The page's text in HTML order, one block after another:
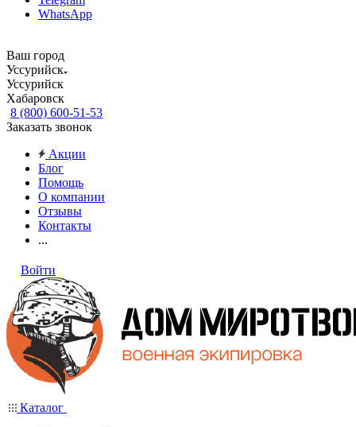
WhatsApp
Ваш город
Уссурийск
Уссурийск
Хабаровск
8 (800) 600-51-53
Заказать звонок
Акции
Блог
Помощь
О компании
Отзывы
Контакты
...
Войти
Каталог